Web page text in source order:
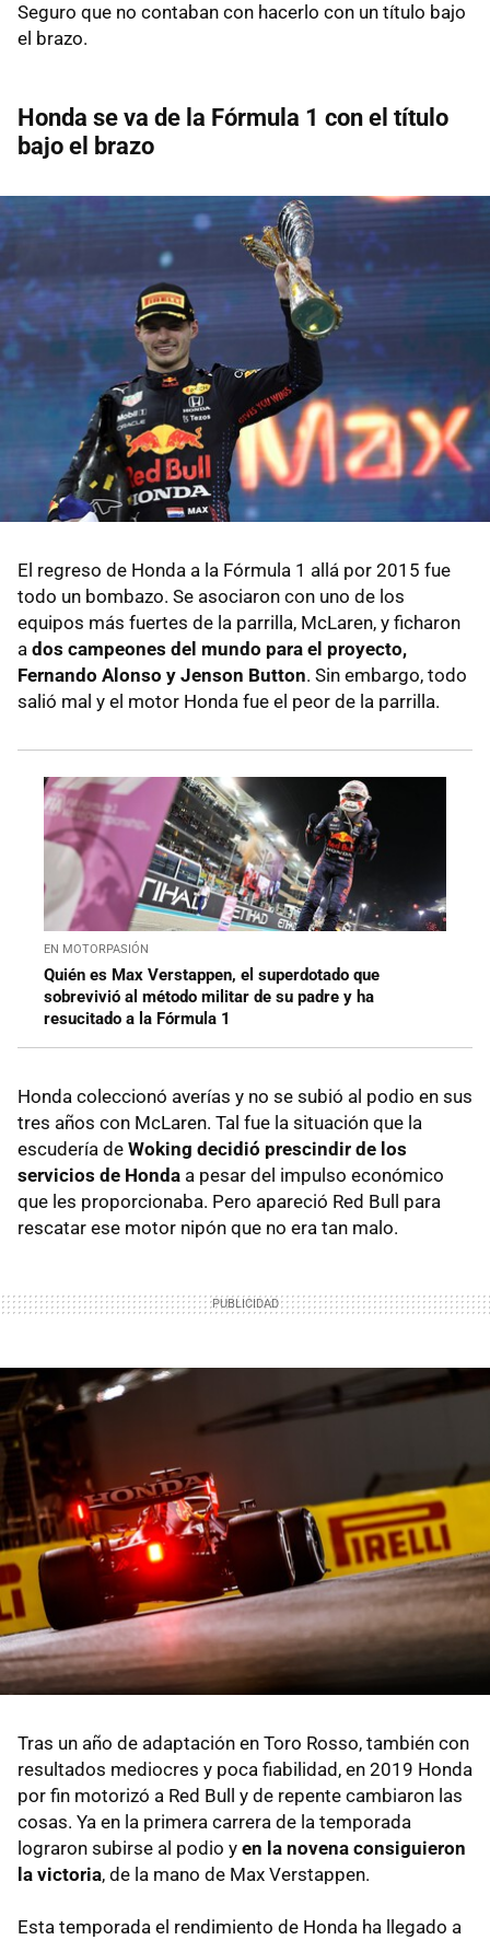
Seguro que no contaban con hacerlo con un título bajo
el brazo.
Honda se va de la Fórmula 1 con el título
bajo el brazo
El regreso de Honda a la Fórmula 1 allá por 2015 fue
todo un bombazo. Se asociaron con uno de los
equipos más fuertes de la parrilla, McLaren, y ficharon
a dos campeones del mundo para el proyecto,
Fernando Alonso y Jenson Button. Sin embargo, todo
salió mal y el motor Honda fue el peor de la parrilla.
EN MOTORPASIÓN
Quién es Max Verstappen, el superdotado que
sobrevivió al método militar de su padre y ha
resucitado a la Fórmula 1
Honda coleccionó averías y no se subió al podio en sus
tres años con McLaren. Tal fue la situación que la
escudería de Woking decidió prescindir de los
servicios de Honda a pesar del impulso económico
que les proporcionaba. Pero apareció Red Bull para
rescatar ese motor nipón que no era tan malo.
Tras un año de adaptación en Toro Rosso, también con
resultados mediocres y poca fiabilidad, en 2019 Honda
por fin motorizó a Red Bull y de repente cambiaron las
cosas. Ya en la primera carrera de la temporada
lograron subirse al podio y en la novena consiguieron
la victoria, de la mano de Max Verstappen.
Esta temporada el rendimiento de Honda ha llegado a